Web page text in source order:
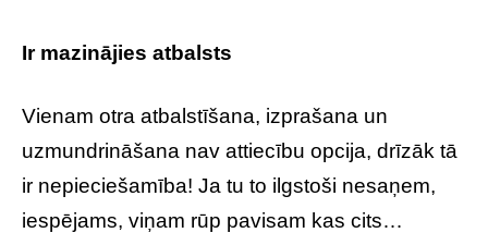
Ir mazinājies atbalsts
Vienam otra atbalstīšana, izprašana un
uzmundrināšana nav attiecību opcija, drīzāk tā
ir nepieciešamība! Ja tu to ilgstoši nesaņem,
iespējams, viņam rūp pavisam kas cits…